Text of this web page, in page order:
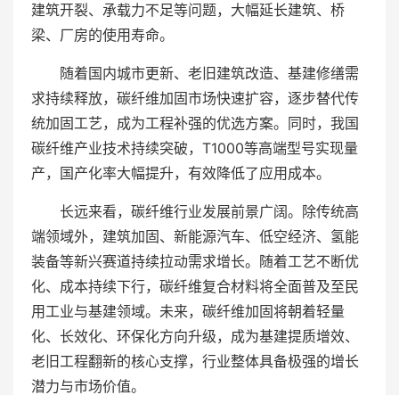
建筑开裂、承载力不足等问题，大幅延长建筑、桥
梁、厂房的使用寿命。
随着国内城市更新、老旧建筑改造、基建修缮需
求持续释放，碳纤维加固市场快速扩容，逐步替代传
统加固工艺，成为工程补强的优选方案。同时，我国
碳纤维产业技术持续突破，T1000等高端型号实现量
产，国产化率大幅提升，有效降低了应用成本。
长远来看，碳纤维行业发展前景广阔。除传统高
端领域外，建筑加固、新能源汽车、低空经济、氢能
装备等新兴赛道持续拉动需求增长。随着工艺不断优
化、成本持续下行，碳纤维复合材料将全面普及至民
用工业与基建领域。未来，碳纤维加固将朝着轻量
化、长效化、环保化方向升级，成为基建提质增效、
老旧工程翻新的核心支撑，行业整体具备极强的增长
潜力与市场价值。